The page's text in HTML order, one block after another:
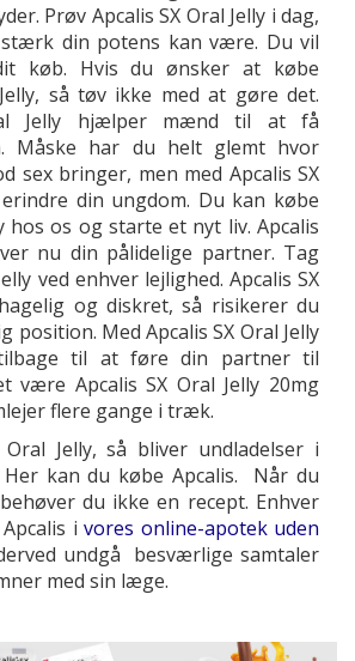
Prøv Apcalis SX Oral Jelly i dag,
din potens kan være. Du vil
køb. Hvis du ønsker at købe
så tøv ikke med at gøre det.
Jelly hjælper mænd til at få
Måske har du helt glemt hvor
sex bringer, men med Apcalis SX
din ungdom. Du kan købe
hos os og starte et nyt liv. Apcalis
nu din pålidelige partner. Tag
ved enhver lejlighed. Apcalis SX
og diskret, så risikerer du
position. Med Apcalis SX Oral Jelly
til at føre din partner til
være Apcalis SX Oral Jelly 20mg
flere gange i træk.
Oral Jelly, så bliver undladelser i
kan du købe Apcalis. Når du
du ikke en recept. Enhver
ivores online-apotek uden
undgå besværlige samtaler
med sin læge.